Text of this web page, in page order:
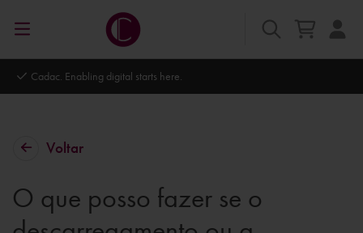
starts here.
Voltar
O que posso fazer se o